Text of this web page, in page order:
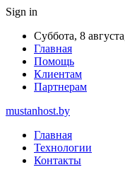
Sign in
Суббота, 8
Главная
Помощь
Клиентам
Партнерам
mustanhost.by
Главная
Технологии
Контакты